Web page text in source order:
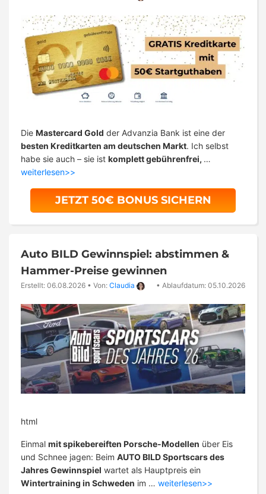
Die Mastercard Gold der Advanzia Bank ist eine der
besten Kreditkarten am deutschen Markt. Ich selbst
habe sie auch – sie ist komplett gebührenfrei, …
weiterlesen>>
JETZT 50€ BONUS SICHERN
Auto BILD Gewinnspiel: abstimmen &
Hammer-Preise gewinnen
Erstellt: 06.08.2026 • Von: Claudia • Ablaufdatum: 05.10.2026
html
Einmal mit spikebereiften Porsche-Modellen über Eis
und Schnee jagen: Beim AUTO BILD Sportscars des
Jahres Gewinnspiel wartet als Hauptpreis ein
Wintertraining in Schweden im … weiterlesen>>